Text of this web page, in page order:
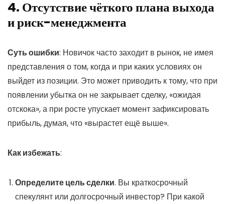
4. Отсутствие чёткого плана выхода
и риск-менеджмента
Суть ошибки: Новичок часто заходит в рынок, не имея
представления о том, когда и при каких условиях он
выйдет из позиции. Это может приводить к тому, что при
появлении убытка он не закрывает сделку, «ожидая
отскока», а при росте упускает момент зафиксировать
прибыль, думая, что «вырастет ещё выше».
Как избежать:
Определите цель сделки. Вы краткосрочный
спекулянт или долгосрочный инвестор? При какой